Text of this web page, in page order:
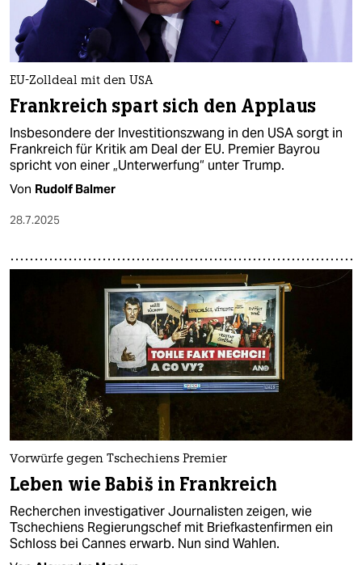
EU-Zolldeal mit den USA
Frankreich spart sich den Applaus
Insbesondere der Investitionszwang in den USA sorgt in
Frankreich für Kritik am Deal der EU. Premier Bayrou
spricht von einer „Unterwerfung“ unter Trump.
Von Rudolf Balmer
28.7.2025
Vorwürfe gegen Tschechiens Premier
Leben wie Babiš in Frankreich
Recherchen investigativer Journalisten zeigen, wie
Tschechiens Regierungschef mit Briefkastenfirmen ein
Schloss bei Cannes erwarb. Nun sind Wahlen.